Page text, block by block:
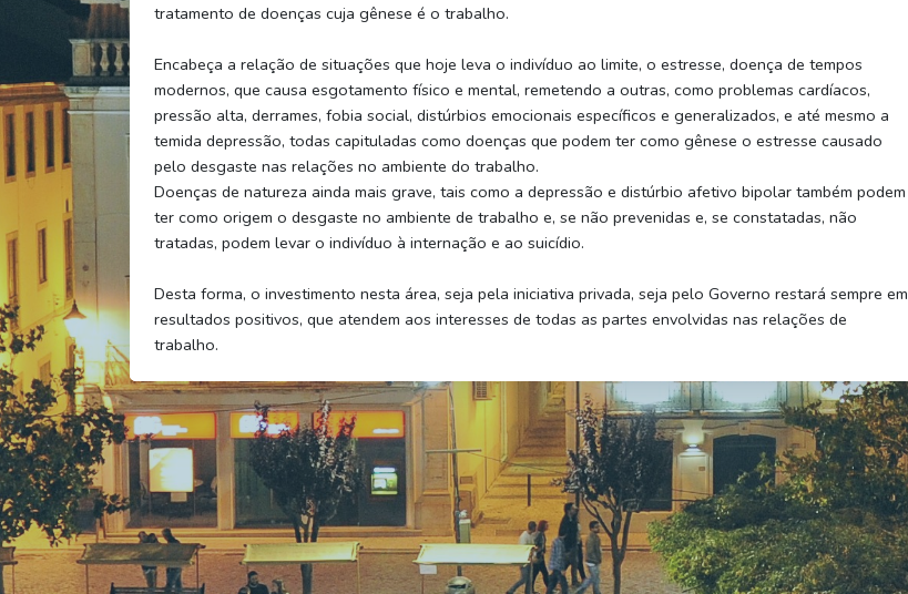
tratamento de doenças cuja gênese é o trabalho.
Encabeça a relação de situações que hoje leva o indivíduo ao limite, o estresse, doença de tempos
modernos, que causa esgotamento físico e mental, remetendo a outras, como problemas cardíacos,
pressão alta, derrames, fobia social, distúrbios emocionais específicos e generalizados, e até mesmo a
temida depressão, todas capituladas como doenças que podem ter como gênese o estresse causado
pelo desgaste nas relações no ambiente do trabalho.
Doenças de natureza ainda mais grave, tais como a depressão e distúrbio afetivo bipolar também podem
ter como origem o desgaste no ambiente de trabalho e, se não prevenidas e, se constatadas, não
tratadas, podem levar o indivíduo à internação e ao suicídio.
Desta forma, o investimento nesta área, seja pela iniciativa privada, seja pelo Governo restará sempre em
resultados positivos, que atendem aos interesses de todas as partes envolvidas nas relações de
trabalho.